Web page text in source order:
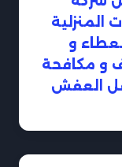
من العطاء و
و مكافحة
العفش